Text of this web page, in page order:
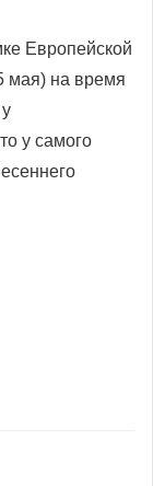
Европейской
мая) на время
у самого